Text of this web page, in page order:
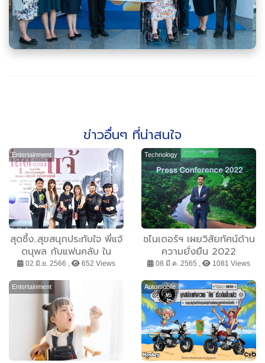
ข่าวอื่นๆ ที่น่าสนใจ
Entertainment
สุดซึ้ง..สุขสนุกประทับใจ พี่แจ้
ดนุพล กับแฟนคลับ ใน
“ที่สุดของเพลงแจ้
Concert” ศิลปินที่คุณแสน
รัก ร้องเพลงดนุพล แก้
วกาญจน์ พร้อมแขกรับเชิญ
ตัวท็อปของวงการบันเทิง !!!
02 มิ.ย. 2566 , 652 Views
Technology
ชไนเดอร์ฯ เผยวิสัยทัศน์ด้าน
ความยั่งยืน 2022
08 มี.ค. 2565 , 1081 Views
Entertainment Automobile